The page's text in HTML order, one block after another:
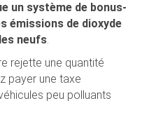
un système de bonus-
émissions de dioxyde
neufs.
rejette une quantité
payer une taxe
peu polluants